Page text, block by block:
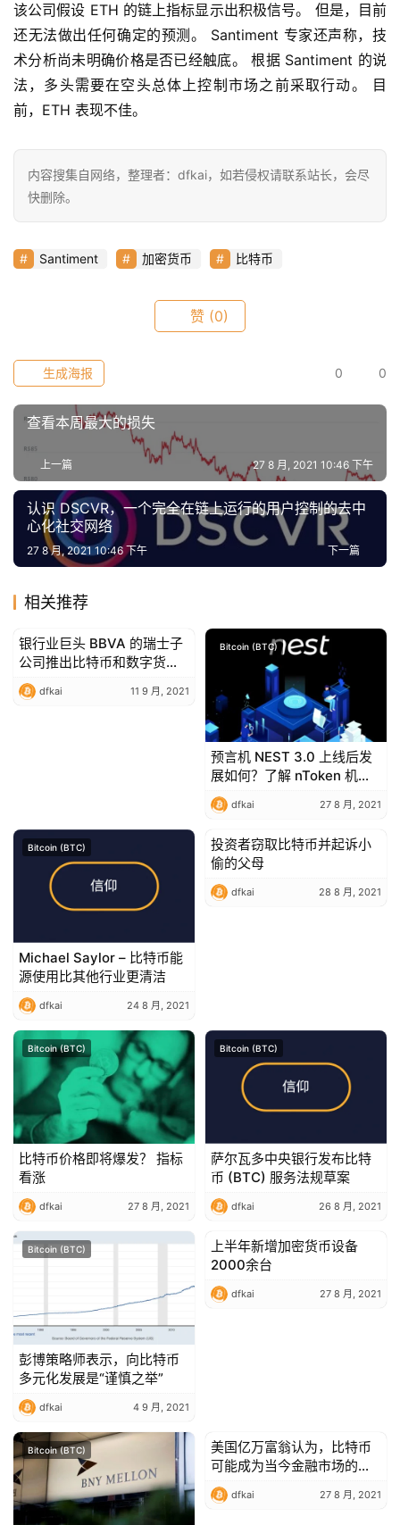
页
快
信
a
h
r
9
指
数
用
具
推
荐
该公司假设 ETH 的链上指标显示出积极信号。 但是，目前
还无法做出任何确定的预测。 Santiment 专家还声称，技
术分析尚未明确价格是否已经触底。 根据 Santiment 的说
法，多头需要在空头总体上控制市场之前采取行动。 目
前，ETH 表现不佳。
内容搜集自网络，整理者：dfkai，如若侵权请联系站长，会尽
快删除。
Santiment 加密货币 比特币
赞 (0)
0 0
生成海报
查看本周最大的损失
上一篇 27 8 月, 2021 10:46 下午
认识 DSCVR，一个完全在链上运行的用户控制的去中
心化社交网络
下一篇
27 8 月, 2021 10:46 下午
相关推荐
Bitcoin (BTC)
银行业巨头 BBVA 的瑞士子
公司推出比特币和数字货币
包
dfkai 11 9 月, 2021
Bitcoin (BTC)
预言机 NEST 3.0 上线后发
展如何？了解 nToken 机制
发展现状
dfkai 27 8 月, 2021
Bitcoin (BTC)
Michael Saylor – 比特币能
源使用比其他行业更清洁
dfkai 24 8 月, 2021
Bitcoin (BTC)
投资者窃取比特币并起诉小
偷的父母
dfkai 28 8 月, 2021
Bitcoin (BTC)
比特币价格即将爆发？ 指标
看涨
dfkai 27 8 月, 2021
Bitcoin (BTC)
萨尔瓦多中央银行发布比特
币 (BTC) 服务法规草案
dfkai 26 8 月, 2021
Bitcoin (BTC)
彭博策略师表示，向比特币
多元化发展是“谨慎之举”
dfkai 4 9 月, 2021
Bitcoin (BTC)
上半年新增加密货币设备
2000余台
dfkai 27 8 月, 2021
Bitcoin (BTC) Bitcoin (BTC)
美国亿万富翁认为，比特币
可能成为当今金融市场的新
数字黄金
dfkai 27 8 月, 2021